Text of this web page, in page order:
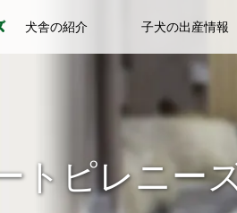
犬舎の紹介 子犬の出産情報
トピレニー